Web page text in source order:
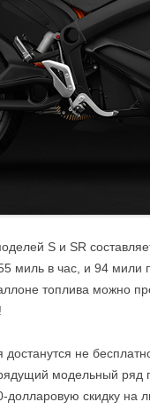
S и SR
миль в час, и 94 мили
топлива можно
достанутся не
модельный
долларовую скидку на